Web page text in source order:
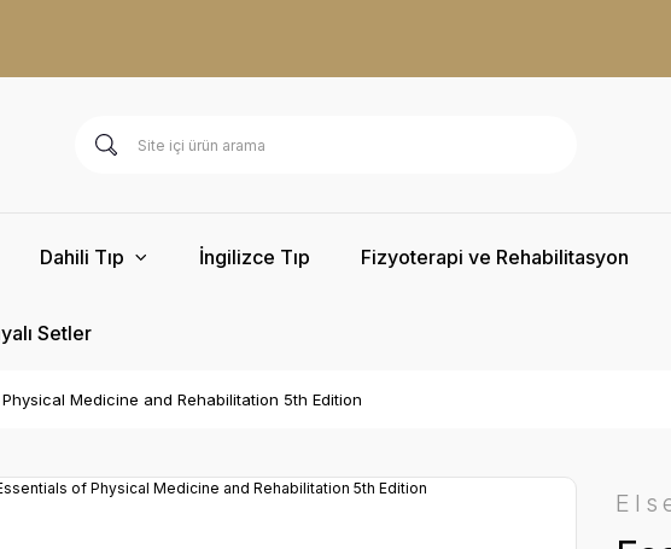
Dahili Tıp İngilizce Tıp Fizyoterapi ve Rehabilitasyon
Setler
Medicine and Rehabilitation 5th Edition